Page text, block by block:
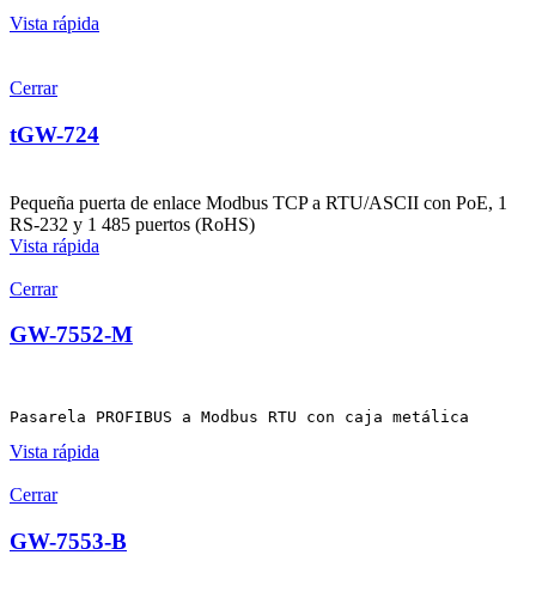
Vista rápida
Cerrar
tGW-724
Pequeña puerta de enlace Modbus TCP a RTU/ASCII con PoE, 1
RS-232 y 1 485 puertos (RoHS)
Vista rápida
Cerrar
GW-7552-M
Pasarela PROFIBUS a Modbus RTU con caja metálica
Vista rápida
Cerrar
GW-7553-B